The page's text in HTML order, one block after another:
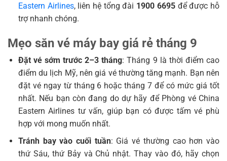
Eastern Airlines, liên hệ tổng đài 1900 6695để được hỗ
trợ nhanh chóng.
Mẹo săn vé máy bay giá rẻ tháng 9
Đặt vé sớm trước 2–3 tháng: Tháng 9 là thời điểm cao
điểm du lịch Mỹ, nên giá vé thường tăng mạnh. Bạn nên
đặt vé ngay từ tháng 6 hoặc tháng 7 để có mức giá tốt
nhất. Nếu bạn còn đang do dự hãy để Phòng vé China
Eastern Airlines tư vấn, giúp bạn có được tấm vé phù
hợp với mong muốn nhất.
Tránh bay vào cuối tuần: Giá vé thường cao hơn vào
thứ Sáu, thứ Bảy và Chủ nhật. Thay vào đó, hãy chọn